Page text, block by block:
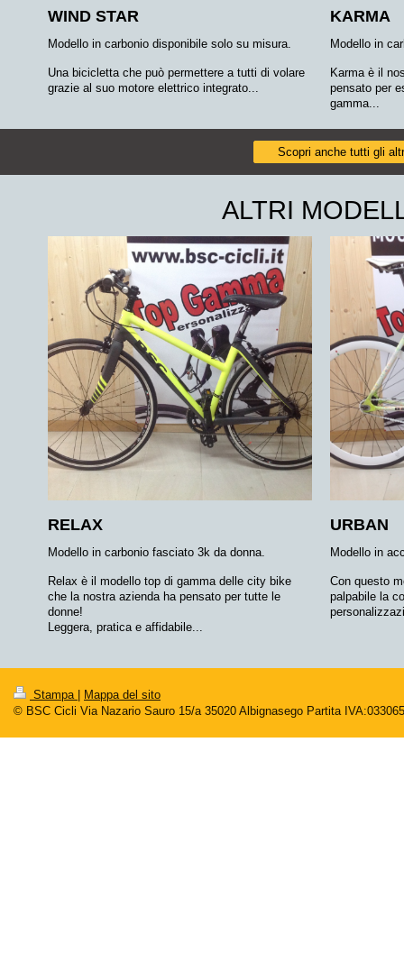
WIND STAR
Modello in carbonio disponibile solo su misura.
Una bicicletta che può permettere a tutti di volare
grazie al suo motore elettrico integrato...
KARMA
Modello in
Karma è il
pensato per
gamma...
Scopri anche tutti gli
ALTRI
RELAX
Modello in carbonio fasciato 3k da donna.
Relax è il modello top di gamma delle city bike
che la nostra azienda ha pensato per tutte le
donne!
Leggera, pratica e affidabile...
URBAN
Modello in
Con questo
palpabile la
Stampa | Mappa del sito
© BSC Cicli Via Nazario Sauro 15/a 35020 Albignasego Partita